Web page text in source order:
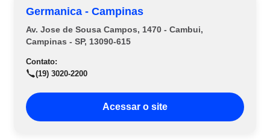
Germanica - Campinas
Av. Jose de Sousa Campos, 1470 - Cambui,
Campinas - SP, 13090-615
Contato:
(19) 3020-2200
Acessar o site